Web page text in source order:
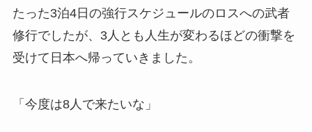
たった3泊4日の強行スケジュールのロスへの武者
修行でしたが、3人とも人生が変わるほどの衝撃を
受けて日本へ帰っていきました。
「今度は8人で来たいな」